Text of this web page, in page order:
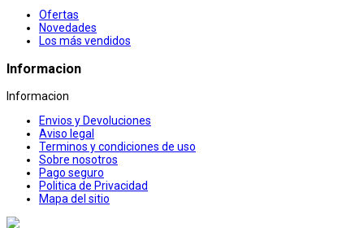
Ofertas
Novedades
Los más vendidos
Informacion
Informacion
Envios y Devoluciones
Aviso legal
Terminos y condiciones de uso
Sobre nosotros
Pago seguro
Politica de Privacidad
Mapa del sitio